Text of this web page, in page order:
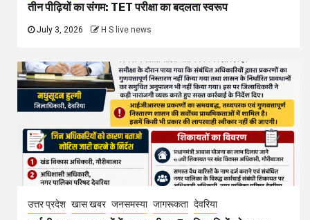
तीन पीढ़ियों का संगम: TET परीक्षा का बदलता स्वरूप
July 3, 2026 H S live news
उत्तर प्रदेश खास खबर जनसमस्या जागरूकता देवरिया